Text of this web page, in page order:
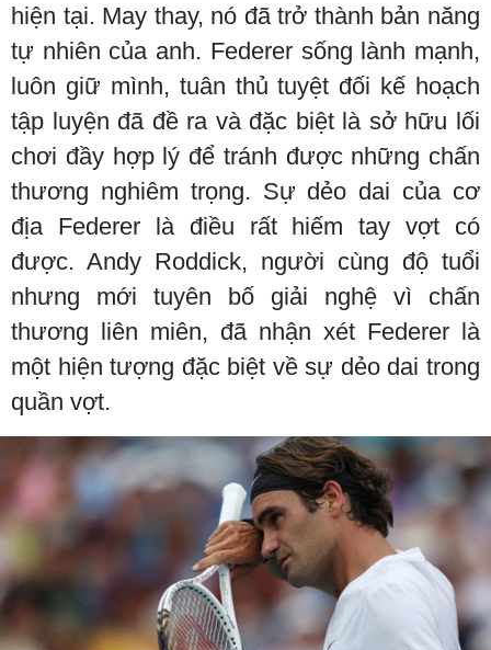
hiện tại. May thay, nó đã trở thành bản năng
tự nhiên của anh. Federer sống lành mạnh,
luôn giữ mình, tuân thủ tuyệt đối kế hoạch
tập luyện đã đề ra và đặc biệt là sở hữu lối
chơi đầy hợp lý để tránh được những chấn
thương nghiêm trọng. Sự dẻo dai của cơ
địa Federer là điều rất hiếm tay vợt có
được. Andy Roddick, người cùng độ tuổi
nhưng mới tuyên bố giải nghệ vì chấn
thương liên miên, đã nhận xét Federer là
một hiện tượng đặc biệt về sự dẻo dai trong
quần vợt.